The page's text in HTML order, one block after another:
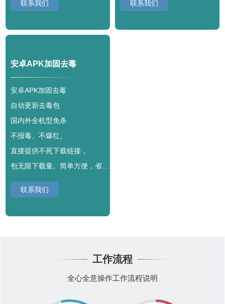
联系我们 联系我们
安卓APK加固去毒
安卓APK加固去毒
自动更新去毒包
国内外全机型免杀
不报毒、不爆红。
直接提供不死下载链接，
包无限下载量。简单方便，省心无忧。
联系我们
工作流程
全心全意操作工作流程说明